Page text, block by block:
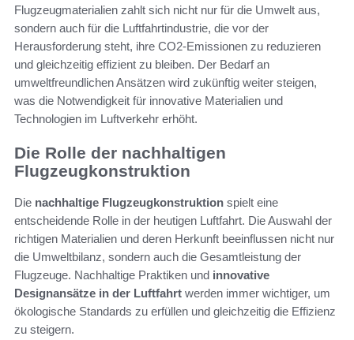
Flugzeugmaterialien zahlt sich nicht nur für die Umwelt aus,
sondern auch für die Luftfahrtindustrie, die vor der
Herausforderung steht, ihre CO2-Emissionen zu reduzieren
und gleichzeitig effizient zu bleiben. Der Bedarf an
umweltfreundlichen Ansätzen wird zukünftig weiter steigen,
was die Notwendigkeit für innovative Materialien und
Technologien im Luftverkehr erhöht.
Die Rolle der nachhaltigen
Flugzeugkonstruktion
Die nachhaltige Flugzeugkonstruktion spielt eine
entscheidende Rolle in der heutigen Luftfahrt. Die Auswahl der
richtigen Materialien und deren Herkunft beeinflussen nicht nur
die Umweltbilanz, sondern auch die Gesamtleistung der
Flugzeuge. Nachhaltige Praktiken und innovative
Designansätze in der Luftfahrt werden immer wichtiger, um
ökologische Standards zu erfüllen und gleichzeitig die Effizienz
zu steigern.